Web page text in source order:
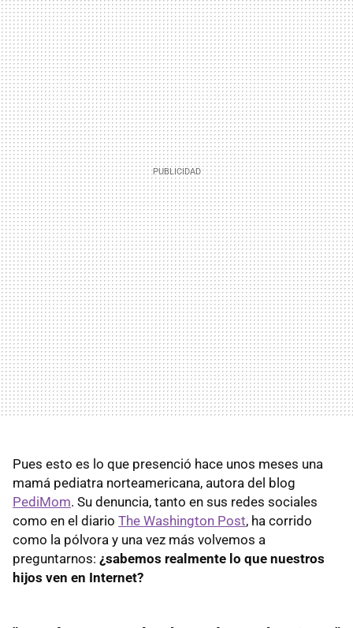
Pues esto es lo que presenció hace unos meses una
mamá pediatra norteamericana, autora del blog
PediMom. Su denuncia, tanto en sus redes sociales
como en el diario The Washington Post, ha corrido
como la pólvora y una vez más volvemos a
preguntarnos: ¿sabemos realmente lo que nuestros
hijos ven en Internet?